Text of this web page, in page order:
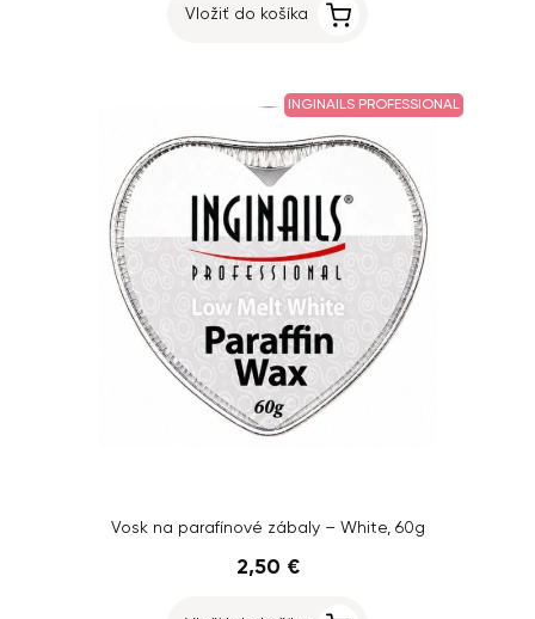
Vložiť do košíka
INGINAILS PROFESSIONAL
Vosk na parafínové zábaly – White, 60g
2,50 €